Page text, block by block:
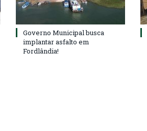
Governo Municipal busca
implantar asfalto em
Fordlândia!